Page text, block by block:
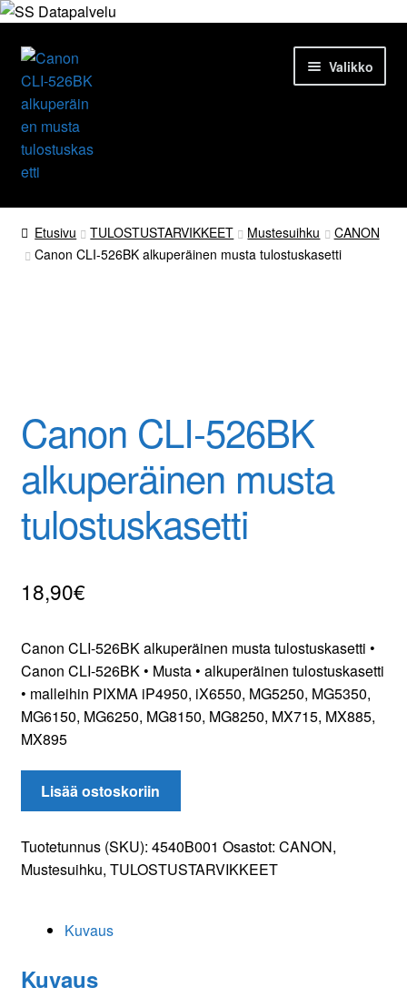
Siirry
navigointiin
Siirry
sisältöön
Valikko
Etusivu
Tuotteet
Yhteydenotto
Oma tili
Tilaa uutiskirje
Etusivu TULOSTUSTARVIKKEET Mustesuihku
CANON
Canon CLI-526BK alkuperäinen musta tulostuskasetti
Canon CLI-526BK
alkuperäinen musta
tulostuskasetti
18,90€
Canon CLI-526BK alkuperäinen musta tulostuskasetti •
Canon CLI-526BK • Musta • alkuperäinen tulostuskasetti
• malleihin PIXMA iP4950, iX6550, MG5250, MG5350,
MG6150, MG6250, MG8150, MG8250, MX715, MX885,
MX895
Canon
CLI-
alkuperäinen
musta
Lisää ostoskoriin
Tuotetunnus (SKU): 4540B001 Osastot: CANON,
Mustesuihku, TULOSTUSTARVIKKEET
Kuvaus
Kuvaus